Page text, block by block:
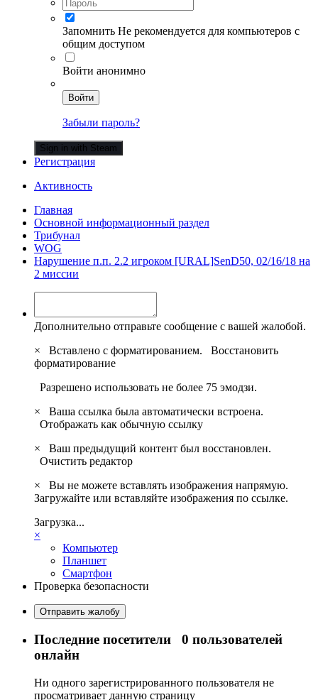
Запомнить Не рекомендуется для компьютеров с
общим доступом
Войти анонимно
Войти
Забыли пароль?
Sign in with Steam
Регистрация
Активность
Главная
Основной информационный раздел
Трибунал
WOG
Нарушение п.п. 2.2 игроком [URAL]SenD50, 02/16/18 на
2 миссии
Дополнительно отправьте сообщение с вашей жалобой.
×
Вставлено с форматированием. Восстановить
форматирование
Разрешено использовать не более 75 эмодзи.
×
Ваша ссылка была автоматически встроена.
Отображать как обычную ссылку
×
Ваш предыдущий контент был восстановлен.
Очистить редактор
×
Вы не можете вставлять изображения напрямую.
Загружайте или вставляйте изображения по ссылке.
Загрузка...
×
Компьютер
Планшет
Смартфон
Проверка безопасности
Отправить жалобу
Последние посетители 0 пользователей
онлайн
Ни одного зарегистрированного пользователя не
просматривает данную страницу